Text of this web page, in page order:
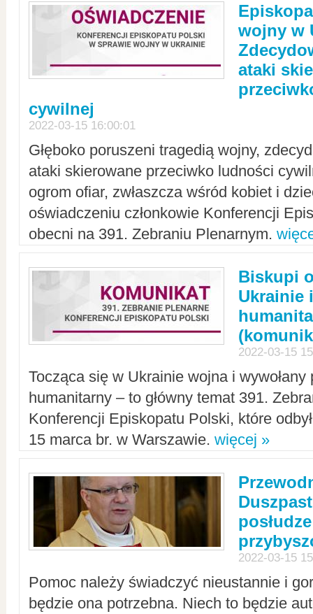
wojny w
ataki
cywilnej
2022-03-15 16:00:01
Głęboko poruszeni tragedią wojny,
ataki skierowane przeciwko ludności
ogrom ofiar, zwłaszcza wśród kobiet i
oświadczeniu członkowie Konferencji
obecni na 391. Zebraniu Plenarnym.
Biskupi
Ukrainie
2022-03-15
Tocząca się w Ukrainie wojna i
humanitarny – to główny temat 391.
Konferencji Episkopatu Polski, które
15 marca br. w Warszawie. więcej »
2022-03-15
Pomoc należy świadczyć nieustannie i
będzie ona potrzebna. Niech to będzie